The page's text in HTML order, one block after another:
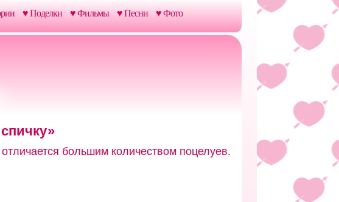
♥ Поделки ♥ Фильмы ♥ Песни ♥ Фото
большим количеством поцелуев.